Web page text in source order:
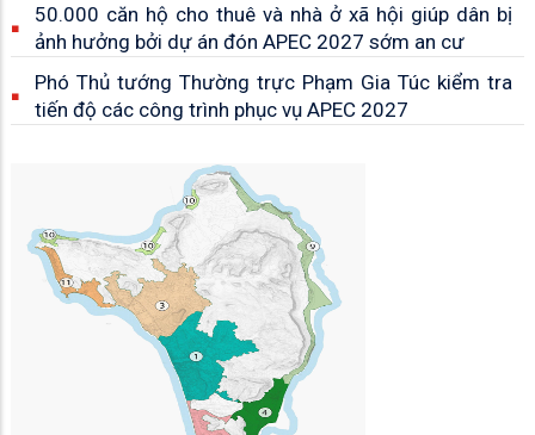
50.000 căn hộ cho thuê và nhà ở xã hội giúp dân bị
ảnh hưởng bởi dự án đón APEC 2027 sớm an cư
Phó Thủ tướng Thường trực Phạm Gia Túc kiểm tra
tiến độ các công trình phục vụ APEC 2027
Phú Quốc an toàn, văn minh, sẵn sàng cho APEC
Phó Bí thư Tỉnh ủy Đinh Văn Nơi thăm, động viên kỹ
sư, công nhân thi công dự án sân bay Phú Quốc